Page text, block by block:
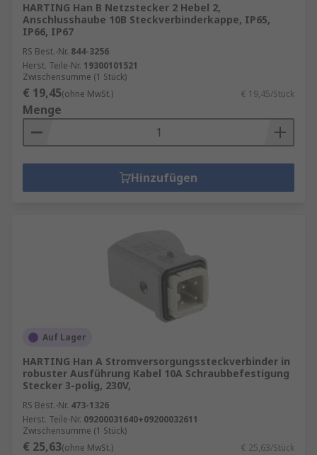
HARTING Han B Netzstecker 2 Hebel 2,
Anschlusshaube 10B Steckverbinderkappe, IP65,
IP66, IP67
RS Best.-Nr. 844-3256
Herst. Teile-Nr. 19300101521
Zwischensumme (1 Stück)
€ 19,45(ohne MwSt.) € 19,45/Stück
Menge
Hinzufügen
Auf Lager
HARTING Han A Stromversorgungssteckverbinder in
robuster Ausführung Kabel 10A Schraubbefestigung
Stecker 3-polig, 230V,
RS Best.-Nr. 473-1326
Herst. Teile-Nr. 09200031640+09200032611
Zwischensumme (1 Stück)
€ 25,63(ohne MwSt.) € 25,63/Stück